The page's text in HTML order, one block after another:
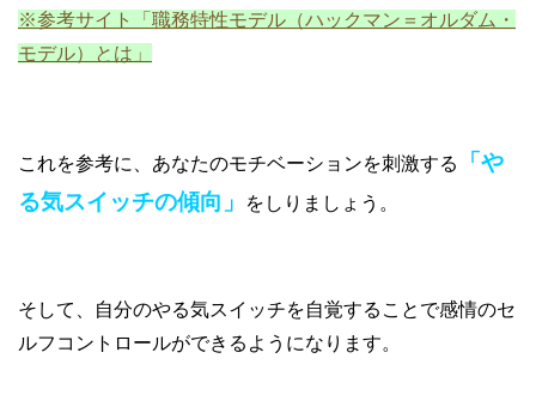
※参考サイト「職務特性モデル（ハックマン＝オルダム・
モデル）とは」
これを参考に、あなたのモチベーションを刺激する
「や
る気スイッチの傾向」
をしりましょう。
そして、自分のやる気スイッチを自覚することで感情のセ
ルフコントロールができるようになります。